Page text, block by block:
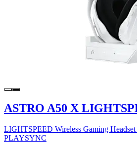
ASTRO A50 X
LIGHTSPEED Wireless Gaming
PLAYSYNC